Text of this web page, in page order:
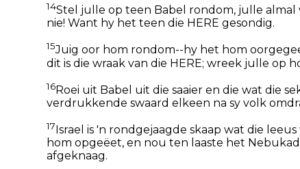
14Stel julle op teen Babel rondom, julle almal
nie! Want hy het teen die HERE gesondig.
15Juig oor hom rondom--hy het hom
dit is die wraak van die HERE; wreek julle op
16Roei uit Babel uit die saaier en die wat die
verdrukkende swaard elkeen na sy volk
17 Israel is 'n rondgejaagde skaap wat die
hom opgeëet, en nou ten laaste het
afgeknaag.